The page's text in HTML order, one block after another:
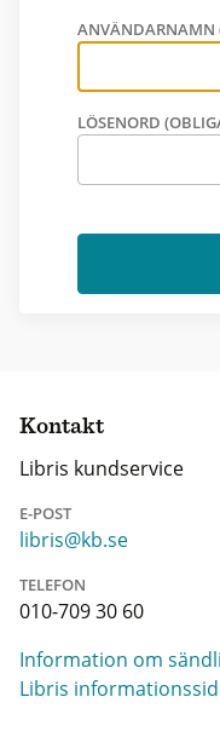
ANVÄNDARNAMN
LÖSENORD
Kontakt
Libris kundservice
E-POST
libris@kb.se
TELEFON
010-709 30 60
Information om
Libris